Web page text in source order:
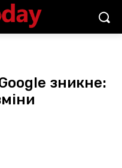
зникне: